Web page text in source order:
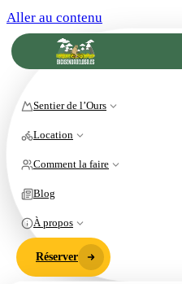
Aller au contenu
Sentier de l’Ours
Location
Comment la faire
Blog
À propos
Réserver